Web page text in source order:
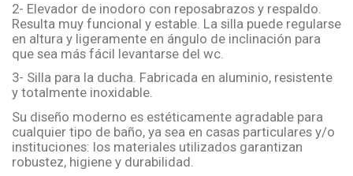
2- Elevador de inodoro con reposabrazos y respaldo.
Resulta muy funcional y estable. La silla puede regularse
en altura y ligeramente en ángulo de inclinación para
que sea más fácil levantarse del wc.
3- Silla para la ducha. Fabricada en aluminio, resistente
y totalmente inoxidable.
Su diseño moderno es estéticamente agradable para
cualquier tipo de baño, ya sea en casas particulares y/o
instituciones: los materiales utilizados garantizan
robustez, higiene y durabilidad.